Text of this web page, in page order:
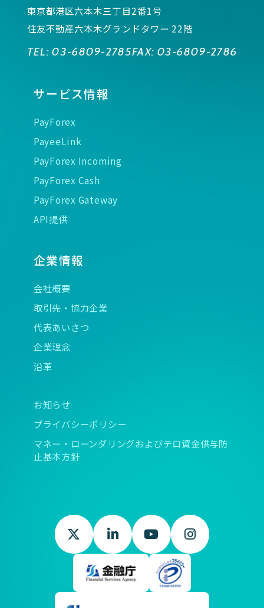
東京都港区六本木三丁目2番1号
住友不動産六本木グランドタワー 22階
TEL: 03-6809-2785FAX: 03-6809-2786
サービス情報
PayForex
PayeeLink
PayForex Incoming
PayForex Cash
PayForex Gateway
API提供
企業情報
会社概要
取引先・協力企業
代表あいさつ
企業理念
沿革
お知らせ
プライバシーポリシー
マネー・ローンダリングおよびテロ資金供与防
止基本方針